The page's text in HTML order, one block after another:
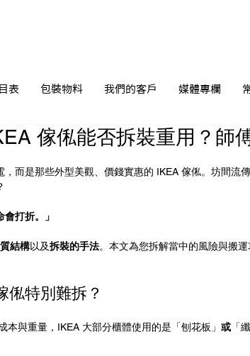
表 包裝物料 我們的客戶 媒體專欄
傢俬能否拆裝重用？師
而是那些外型美觀、價錢實惠的 IKEA 傢俬。坊間流
會打折。」
結構以及拆裝的手法。本文為您拆解當中的風險與搬
俬特別難拆？
本與重量，IKEA 大部分櫃體使用的是「刨花板」 或 「